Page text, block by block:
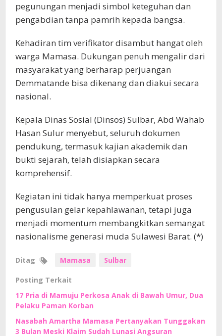
pegunungan menjadi simbol keteguhan dan
pengabdian tanpa pamrih kepada bangsa.
Kehadiran tim verifikator disambut hangat oleh
warga Mamasa. Dukungan penuh mengalir dari
masyarakat yang berharap perjuangan
Demmatande bisa dikenang dan diakui secara
nasional.
Kepala Dinas Sosial (Dinsos) Sulbar, Abd Wahab
Hasan Sulur menyebut, seluruh dokumen
pendukung, termasuk kajian akademik dan
bukti sejarah, telah disiapkan secara
komprehensif.
Kegiatan ini tidak hanya memperkuat proses
pengusulan gelar kepahlawanan, tetapi juga
menjadi momentum membangkitkan semangat
nasionalisme generasi muda Sulawesi Barat. (*)
Ditag Mamasa Sulbar
Posting Terkait
17 Pria di Mamuju Perkosa Anak di Bawah Umur, Dua
Pelaku Paman Korban
Nasabah Amartha Mamasa Pertanyakan Tunggakan
3 Bulan Meski Klaim Sudah Lunasi Angsuran